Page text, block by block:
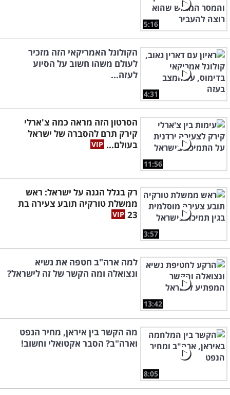
5:16
4:31
הקולונל האמריקאי הזה מזכיר
לעולם משהו חשוב על הסיוע
לעזה...
11:56
הסרטון הזה מראה כמה צ'ארלי
קירק תרם להסברה של ישראל
בעולם...
3:57
רק בגלל הגנה על ישראל: ראש
ממשלת טורקיה תובע צעירה בת
23
13:42
למה ארה"ב חטפה את נשיא
ונצואלה ומה הקשר של זה לישראל?
8:05
מה הקשר בין איראן, מחיר הנפט
וארה"ב? הסבר אקטואלי וחשוב!